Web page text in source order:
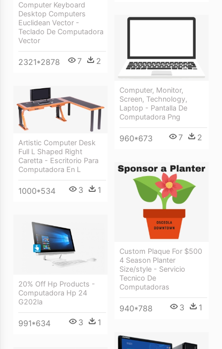
Computer Keyboard
Desktop Computers
Euclidean Vector -
Teclado De Computadora
Vector
2321*2878 7 2
Computer, Monitor,
Screen, Technology,
Laptop - Pantalla De
Computadora Png
960*673 7 2
Artistic Computer Desk
Full L Shaped Right
Caretta - Escritorio Para
Computadora En L
1000*534 3 1
Custom Plaque For $500
4 Season Planter
Size/style - Servicio
Tecnico De
Computadoras
940*788 3 1
20% Off Hp Products -
Computadora Hp 24
G202la
991*634 3 1